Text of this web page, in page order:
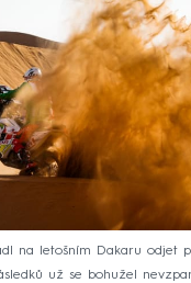
na letošním Dakaru odjet
už se bohužel